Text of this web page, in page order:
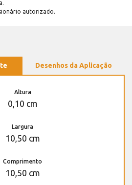
autorizado.
Desenhos da Aplicação
Altura
0,10 cm
Largura
10,50 cm
Comprimento
10,50 cm